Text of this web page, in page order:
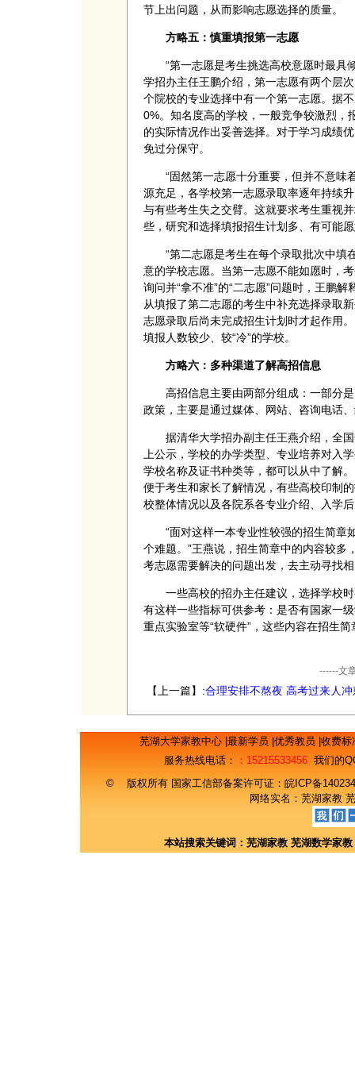
节上出问题，从而影响志愿选择的质量。
方略五：慎重填报第一志愿
“第一志愿是考生挑选高校意愿时最具
学招办主任王鹏介绍，第一志愿有两个层
个院校的专业选择中有一个第一志愿。据
0%。知名度高的学校，一般竞争较激烈，
的实际情况作出妥善选择。对于学习成绩
免过分保守。
“固然第一志愿十分重要，但并不意味
源充足，各学校第一志愿录取率逐年持续
与有些考生失之交臂。这就要求考生重视
些，研究和选择填报招生计划多、有可能
“第二志愿是考生在每个录取批次中填
意的学校志愿。当第一志愿不能如愿时，
询问并“拿不准”的“二志愿”问题时，王鹏
从填报了第二志愿的考生中补充选择录取
志愿录取后尚未完成招生计划时才起作用
填报人数较少、较“冷”的学校。
方略六：多种渠道了解高招信息
高招信息主要由两部分组成：一部分
政策，主要是通过媒体、网站、咨询电话
据清华大学招办副主任王燕介绍，全
上公示，学校的办学类型、专业培养对入
学校名称及证书种类等，都可以从中了解
便于考生和家长了解情况，有些高校印制
校整体情况以及各院系各专业介绍、入学
“面对这样一本专业性较强的招生简章
个难题。”王燕说，招生简章中的内容较
考志愿需要解决的问题出发，去主动寻找
一些高校的招办主任建议，选择学校
有这样一些指标可供参考：是否有国家一
重点实验室等“软硬件”，这些内容在招生
------文
【上一篇】:合理安排不熬夜 高考过来人冲
芜湖大学家教中心 最新学员 优秀教员 收费
服务热线电话：
：15215533456 我们的
© 版权所有 国家工信部备案许可证： 皖ICP备
网络实名： 芜湖家教
本站搜索关键词： 芜湖家教 芜湖数学家教